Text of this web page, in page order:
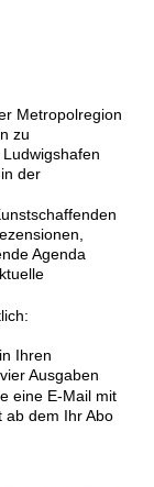
Metropolregion
zu
der
Agenda
Ihren
Ausgaben
eine E-Mail mit
ab dem Ihr Abo